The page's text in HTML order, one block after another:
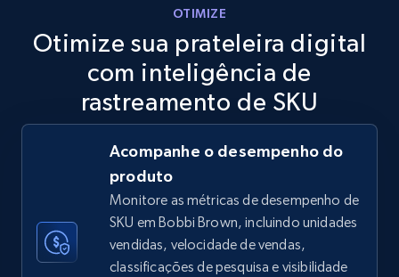
5.6K+ 875+ Comece agora
TikTok Shop
URL, Title, Available, Description, Currency, Initial
price, Final price, Discount percent, and more.
5.4K+ 668+ Comece agora
OTIMIZE
Otimize sua prateleira digital
com inteligência de
rastreamento de SKU
Acompanhe o desempenho do
produto
Monitore as métricas de desempenho de
SKU em Bobbi Brown, incluindo unidades
vendidas, velocidade de vendas,
classificações de pesquisa e visibilidade